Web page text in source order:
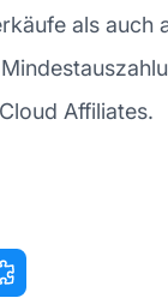
als auch
Affiliates.